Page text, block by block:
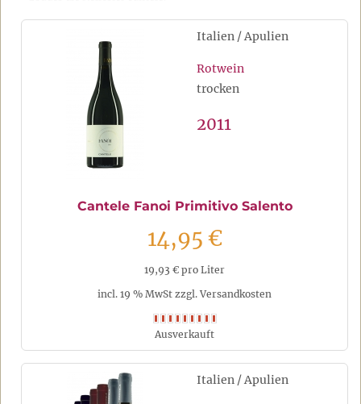
Italien / Apulien
Rotwein
trocken
2011
Cantele Fanoi Primitivo Salento
14,95 €
19,93 € pro Liter
incl. 19 % MwSt zzgl. Versandkosten
Ausverkauft
Italien / Apulien